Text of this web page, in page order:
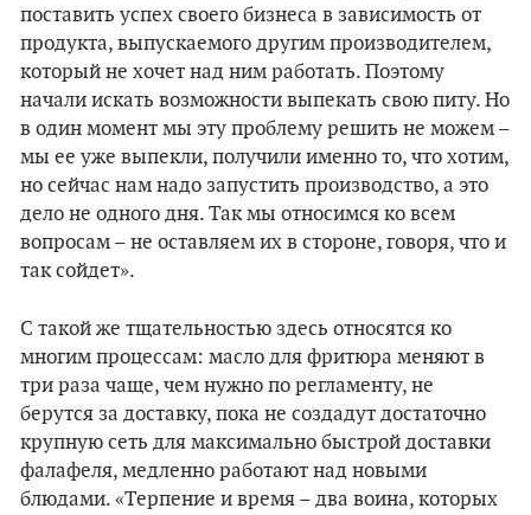
поставить успех своего бизнеса в зависимость от
продукта, выпускаемого другим производителем,
который не хочет над ним работать. Поэтому
начали искать возможности выпекать свою питу. Но
в один момент мы эту проблему решить не можем –
мы ее уже выпекли, получили именно то, что хотим,
но сейчас нам надо запустить производство, а это
дело не одного дня. Так мы относимся ко всем
вопросам – не оставляем их в стороне, говоря, что и
так сойдет».
С такой же тщательностью здесь относятся ко
многим процессам: масло для фритюра меняют в
три раза чаще, чем нужно по регламенту, не
берутся за доставку, пока не создадут достаточно
крупную сеть для максимально быстрой доставки
фалафеля, медленно работают над новыми
блюдами. «Терпение и время – два воина, которых